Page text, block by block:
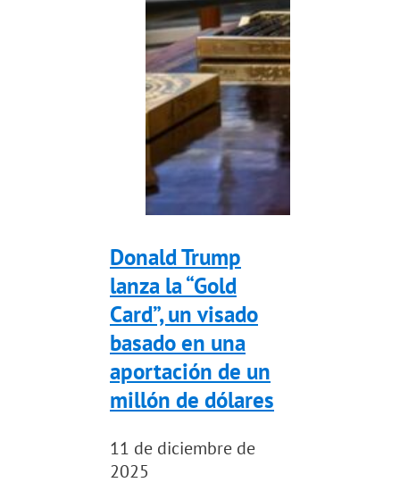
Donald Trump
lanza la “Gold
Card”, un visado
basado en una
aportación de un
millón de dólares
11 de diciembre de
2025